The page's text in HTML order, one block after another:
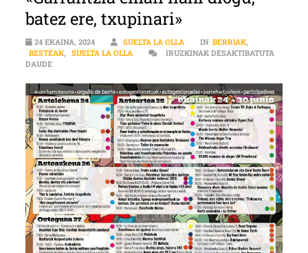
batez ere, txupinari»
24 EKAINA, 2024 SUELTA LA OLLA IN BERRIAK,
BESTEAK, SUELTA LA OLLA
IRUZKINAK DESAKTIBATUTA
DAUDE«GARRANTZIA EMAN NAHI DIOGU, BATEZ ERE, TXUPINARI»